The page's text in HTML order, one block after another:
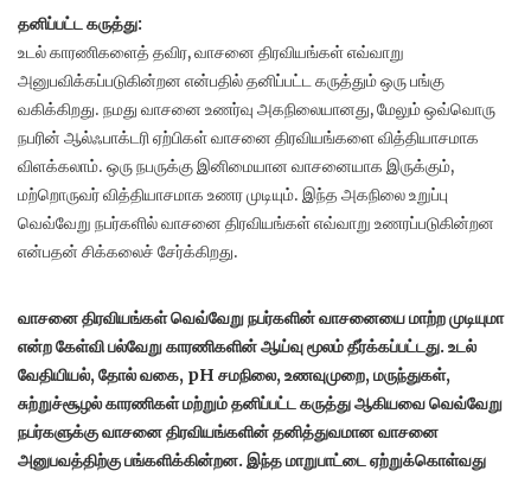
தனிப்பட்ட கருத்து:
உடல் காரணிகளைத் தவிர, வாசனை திரவியங்கள் எவ்வாறு
அனுபவிக்கப்படுகின்றன என்பதில் தனிப்பட்ட கருத்தும் ஒரு பங்கு
வகிக்கிறது. நமது வாசனை உணர்வு அகநிலையானது, மேலும் ஒவ்வொரு
நபரின் ஆல்ஃபாக்டரி ஏற்பிகள் வாசனை திரவியங்களை வித்தியாசமாக
விளக்கலாம். ஒரு நபருக்கு இனிமையான வாசனையாக இருக்கும்,
மற்றொருவர் வித்தியாசமாக உணர முடியும். இந்த அகநிலை உறுப்பு
வெவ்வேறு நபர்களில் வாசனை திரவியங்கள் எவ்வாறு உணரப்படுகின்றன
என்பதன் சிக்கலைச் சேர்க்கிறது.
வாசனை திரவியங்கள் வெவ்வேறு நபர்களின் வாசனையை மாற்ற முடியுமா
என்ற கேள்வி பல்வேறு காரணிகளின் ஆய்வு மூலம் தீர்க்கப்பட்டது. உடல்
வேதியியல், தோல் வகை, pH சமநிலை, உணவுமுறை, மருந்துகள்,
சுற்றுச்சூழல் காரணிகள் மற்றும் தனிப்பட்ட கருத்து ஆகியவை வெவ்வேறு
நபர்களுக்கு வாசனை திரவியங்களின் தனித்துவமான வாசனை
அனுபவத்திற்கு பங்களிக்கின்றன. இந்த மாறுபாட்டை ஏற்றுக்கொள்வது